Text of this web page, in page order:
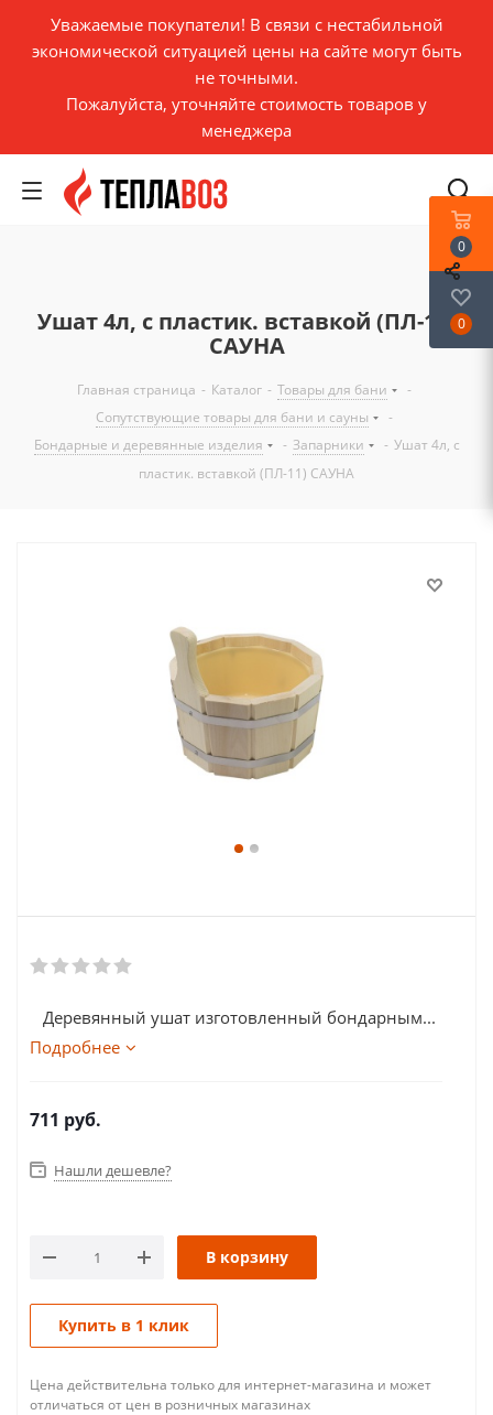
Уважаемые покупатели! В связи с нестабильной
экономической ситуацией цены на сайте могут быть
не точными.
Пожалуйста, уточняйте стоимость товаров у
менеджера
Ушат 4л, с пластик. вставкой (ПЛ-11)
САУНА
Главная страница - Каталог - Товары для бани
-
Сопутствующие товары для бани и сауны
-
Бондарные и деревянные изделия
- Запарники - Ушат 4л, с
пластик. вставкой (ПЛ-11) САУНА
Деревянный ушат изготовленный бондарным...
Подробнее
711 руб.
Нашли дешевле?
В корзину
Купить в 1 клик
Цена действительна только для интернет-магазина и может
отличаться от цен в розничных магазинах
0
0